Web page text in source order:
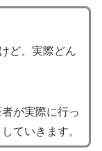
ど、実際どん
が実際に行っ
ていきます。